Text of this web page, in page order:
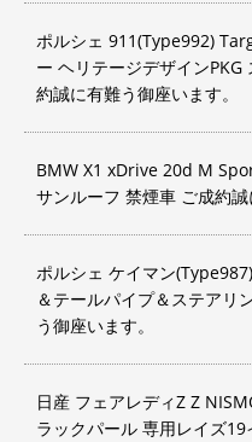
ポルシェ 911(Type992)
ー ヘリテージデザイン
約誠に有難う御座います。
BMW X1 xDrive 20d M
サンルーフ 禁煙車 ご成約誠
ポルシェ ケイマン
＆テールパイプ＆ステアリ
う御座います。
日産 フェアレディZ Z
ラックパール 専用レイズ